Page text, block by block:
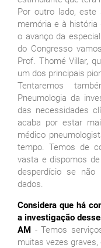
Por outro lado, este
memória e à história
o avanço da
do Congresso
Prof. Thomé Villar,
um dos principais
Tentaremos
Pneumologia da
das necessidades
acaba por estar
médico
tempo. Temos de
vasta e dispomos
desperdício se não
dados.
Considera que há
a investigação
AM - Temos
muitas vezes